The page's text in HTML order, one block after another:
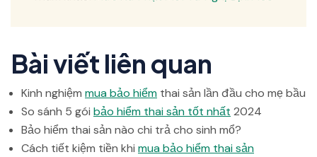
Bài viết liên quan
Kinh nghiệm mua bảo hiểm thai sản lần đầu cho mẹ bầu
So sánh 5 gói bảo hiểm thai sản tốt nhất 2024
Bảo hiểm thai sản nào chi trả cho sinh mổ?
Cách tiết kiệm tiền khi mua bảo hiểm thai sản